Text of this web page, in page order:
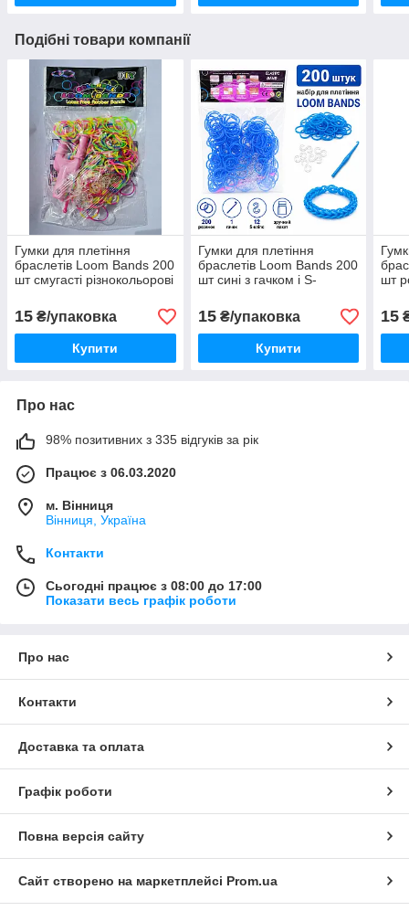
Подібні товари компанії
Гумки для плетіння
браслетів Loom Bands 200
шт смугасті різнокольорові
15 ₴/упаковка
Купити
Гумки для плетіння
браслетів Loom Bands 200
шт сині з гачком і S-
15₴/упаковка
Купити
шт
15
Про нас
98% позитивних з 335 відгуків за рік
Працює з 06.03.2020
м. Вінниця
Вінниця, Україна
Контакти
Сьогодні працює з 08:00 до 17:00
Показати весь графік роботи
Про нас
Контакти
Доставка та оплата
Графік роботи
Повна версія сайту
Сайт створено на маркетплейсі Prom.ua